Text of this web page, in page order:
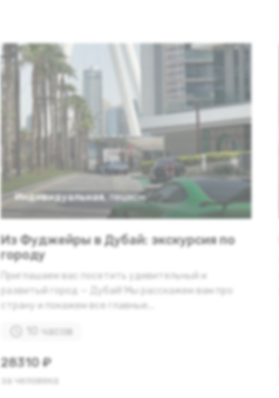
Индивидуальная пешком
Из Фуджейры в Дубай: экскурсия по
городу
Приглашаем вас посетить удивительный и
развитый город — Дубай! Мы расскажем вам про
страну и покажем все главные...
10 часов
28310 ₽
за человека